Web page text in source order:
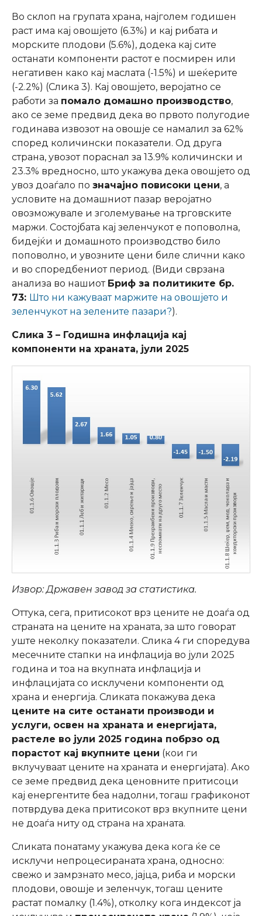
Во склоп на групата храна, најголем годишен
раст има кај овошјето (6.3%) и кај рибата и
морските плодови (5.6%), додека кај сите
останати компоненти растот е посмирен или
негативен како кај маслата (-1.5%) и шеќерите
(-2.2%) (Слика 3). Кај овошјето, веројатно се
работи за помало домашно производство,
ако се земе предвид дека во првото полугодие
годинава извозот на овошје се намалил за 62%
според количински показатели. Од друга
страна, увозот пораснал за 13.9% количински и
23.3% вредносно, што укажува дека овошјето од
увоз доаѓало по значајно повисоки цени, а
условите на домашниот пазар веројатно
овозможувале и зголемување на трговските
маржи. Состојбата кај зеленчукот е поповолна,
бидејќи и домашното производство било
поповолно, и увозните цени биле слични како
и во споредбениот период. (Види сврзана
анализа во нашиот Бриф за политиките бр.
73: Што ни кажуваат маржите на овошјето и
зеленчукот на зелените пазари?).
Слика 3 – Годишна инфлација кај
компоненти на храната, јули 2025
Извор: Државен завод за статистика.
Оттука, сега, притисокот врз цените не доаѓа од
страната на цените на храната, за што говорат
уште неколку показатели. Слика 4 ги споредува
месечните стапки на инфлација во јули 2025
година и тоа на вкупната инфлација и
инфлацијата со исклучени компоненти од
храна и енергија. Сликата покажува дека
цените на сите останати производи и
услуги, освен на храната и енергијата,
растеле во јули 2025 година побрзо од
порастот кај вкупните цени (кои ги
вклучуваат цените на храната и енергијата). Ако
се земе предвид дека ценовните притисоци
кај енергентите беа надолни, тогаш графиконот
потврдува дека притисокот врз вкупните цени
не доаѓа ниту од страна на храната.
Сликата понатаму укажува дека кога ќе се
исклучи непроцесираната храна, односно:
свежо и замрзнато месо, jajцa, риба и морски
плодови, овошје и зеленчук, тогаш цените
растат помалку (1.4%), отколку кога индексот ја